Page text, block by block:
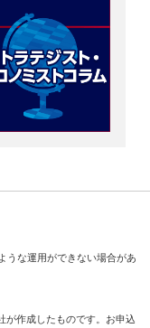
うな運用ができない場合があ
が作成したものです。お申込